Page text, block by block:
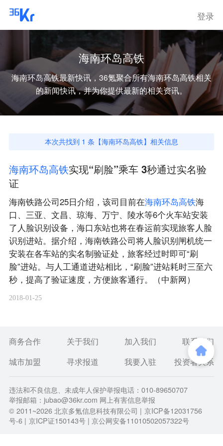
登录
海南环岛高铁
海南环岛高铁最新快讯，36氪聚合所有海南环岛高铁相关
的新闻快讯，并为你提供最新的相关资讯。
本次共找到 1 条【海南环岛高铁】相关信息
海南环岛高铁实现“刷脸”乘车 3秒通过实名验
证
海南铁路公司25日介绍，该司目前在海南环岛高铁海
口、三亚、文昌、琼海、万宁、陵水等6个火车站安装
了人脸识别设备，海口东站也将在春运前实现旅客人脸
识别进站。据介绍，海南铁路公司将人脸识别闸机统一
安装在各车站的实名制验证处，旅客经过时即可“刷
脸”进站。与人工通道进站相比，“刷脸”进站耗时三至六
秒，提高了验证速度，方便旅客通行。（中新网）
2018-01-25
商务合作 关于我们 加入我们
联系我们
城市加盟
寻求报道 我要入驻 投资者关系
违法和不良信息、未成年人保护举报电话：010-89650707
举报邮箱：jubao@36kr.com 网上有害信息举报
© 2011~2026北京多氪信息科技有限公司 | 京ICP备12031756
号-6 | 京ICP证150143号 | 京公网安备11010502057322号